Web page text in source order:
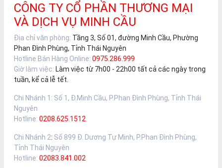
CÔNG TY CỔ PHẦN THƯƠNG MẠI
VÀ DỊCH VỤ MINH CẦU
Địa chỉ văn phòng: Tầng 3, Số 01, đường Minh Cầu, Phường
Phan Đình Phùng, Tỉnh Thái Nguyên
Hotline Bán Hàng Online: 0975.286.999
Giờ làm việc: Làm việc từ 7h00 - 22h00 tất cả các ngày trong
tuần, kể cả lễ tết.
Chi Nhánh 1 : Số 1, Đ.Minh Cầu, P.Phan Đình Phùng, Tỉnh Thái
Nguyên
Hotline: 0208.625.1512
Chi Nhánh 2: Số 899 Đ. Dương Tự Minh, P.Phan Đình Phùng,
Tỉnh Thái Nguyên
Hotline: 02083.841.002